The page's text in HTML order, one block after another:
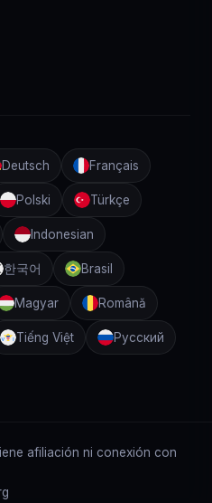
Deutsch Français
Polski Türkçe
Indonesian
한국어 Brasil
Magyar Română
Tiếng Việt Русский
afiliación ni conexión con